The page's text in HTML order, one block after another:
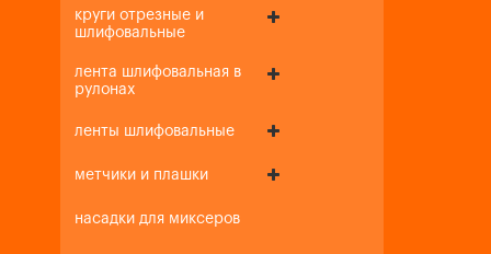
круги отрезные и
шлифовальные
лента шлифовальная в
рулонах
ленты шлифовальные
метчики и плашки
насадки для миксеров